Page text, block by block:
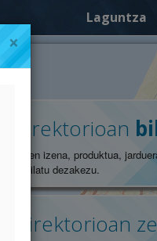
Laguntza
Direktorioan
izena, produktua,
bilatu dezakezu.
Direktorioan
×